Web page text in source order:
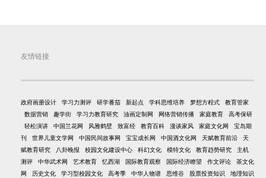
友情链接
政府画册设计 学习力测评 研学番茄 新起点 学科思维培养 梦想方程式
教育管家
数据营销
趣学街 学习力教育研究 油画定制网 网络营销传播 家庭教育
高考保研
轻松演讲
中国兰花网 风雅鹤壁 致富经 教育百科 漫谈家风 家庭文化网
宝岛期
刊
世界儿童文学网 中国民间故事网 宝宝成长网 中国酒文化网 天赋教育前沿
天
赋教育研究
八卦晚报 校园文化建设中心 科幻文化 模特文化 教育趋势研究
主机
测评
中华武术网 艺术教育 忆西湖 国际教育观察 国际经济瞭望 作文评论
茶文化
网
历史文化 学习型校园文化 高考季 中华人物谱 思维谷 股票投资知识 地理知识